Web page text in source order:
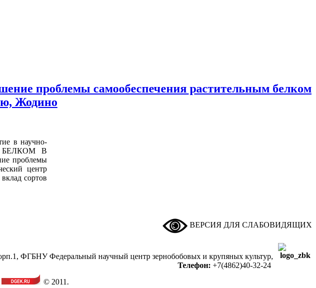
проблемы самообеспечения растительным белком
Жодино
в научно-
БЕЛКОМ В
проблемы
центр
сортов
ВЕРСИЯ ДЛЯ СЛАБОВИДЯЩИХ
ФГБНУ Федеральный научный центр зернобобовых и крупяных культур,
Телефон: +7(4862)40-32-24
© 2011.